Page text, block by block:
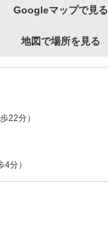
Googleマップで見る
地図で場所を見る
22分）
分）